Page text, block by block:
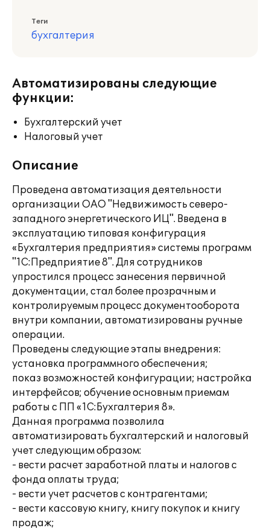
Теги
бухгалтерия
Автоматизированы следующие
функции:
Бухгалтерский учет
Налоговый учет
Описание
Проведена автоматизация деятельности
организации ОАО "Недвижимость северо-
западного энергетического ИЦ". Введена в
эксплуатацию типовая конфигурация
«Бухгалтерия предприятия» системы программ
"1С:Предприятие 8". Для сотрудников
упростился процесс занесения первичной
документации, стал более прозрачным и
контролируемым процесс документооборота
внутри компании, автоматизированы ручные
операции.
Проведены следующие этапы внедрения:
установка программного обеспечения;
показ возможностей конфигурации; настройка
интерфейсов; обучение основным приемам
работы с ПП «1С:Бухгалтерия 8».
Данная программа позволила
автоматизировать бухгалтерский и налоговый
учет следующим образом:
- вести расчет заработной платы и налогов с
фонда оплаты труда;
- вести учет расчетов с контрагентами;
- вести кассовую книгу, книгу покупок и книгу
продаж;